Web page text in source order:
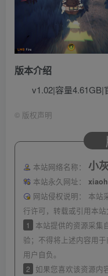
版本介绍
v1.02|容量4.61GB|
© 版权声明
本站网络名称： 小
本站永久网址：
网站侵权说明：
本站
行许可，转载或引用本站
1
本站提供的资源采集
验；不得将上述内容用
用户自负。
2
如果您喜欢该资源内